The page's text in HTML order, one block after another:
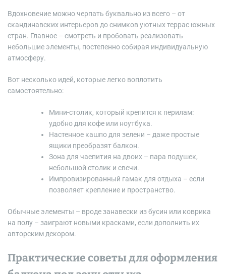
Вдохновение можно черпать буквально из всего – от
скандинавских интерьеров до снимков уютных террас южных
стран. Главное – смотреть и пробовать реализовать
небольшие элементы, постепенно собирая индивидуальную
атмосферу.
Вот несколько идей, которые легко воплотить
самостоятельно:
Мини-столик, который крепится к перилам:
удобно для кофе или ноутбука.
Настенное кашпо для зелени – даже простые
ящики преобразят балкон.
Зона для чаепития на двоих – пара подушек,
небольшой столик и свечи.
Импровизированный гамак для отдыха – если
позволяет крепление и пространство.
Обычные элементы – вроде занавески из бусин или коврика
на полу – заиграют новыми красками, если дополнить их
авторским декором.
Практические советы для оформления